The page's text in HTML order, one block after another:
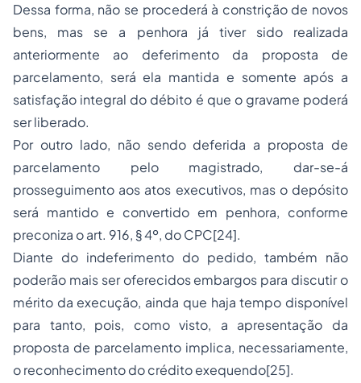
Dessa forma, não se procederá à constrição de novos
bens, mas se a penhora já tiver sido realizada
anteriormente ao deferimento da proposta de
parcelamento, será ela mantida e somente após a
satisfação integral do débito é que o gravame poderá
ser liberado.
Por outro lado, não sendo deferida a proposta de
parcelamento pelo magistrado, dar-se-á
prosseguimento aos atos executivos, mas o depósito
será mantido e convertido em penhora, conforme
preconiza o art. 916, § 4º, do CPC[24].
Diante do indeferimento do pedido, também não
poderão mais ser oferecidos embargos para discutir o
mérito da execução, ainda que haja tempo disponível
para tanto, pois, como visto, a apresentação da
proposta de parcelamento implica, necessariamente,
o reconhecimento do crédito exequendo[25].